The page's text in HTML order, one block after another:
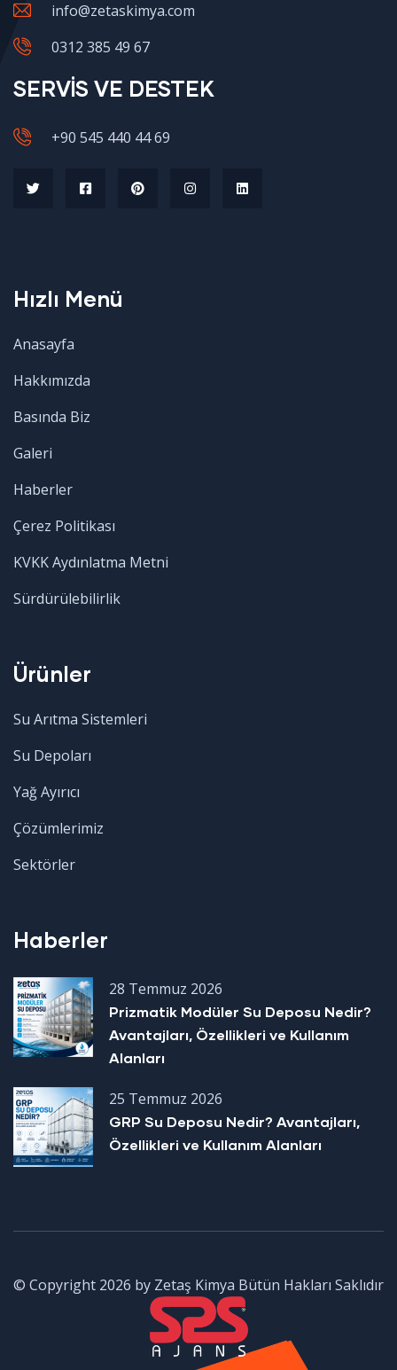
info@zetaskimya.com
0312 385 49 67
SERVİS VE DESTEK
+90 545 440 44 69
Hızlı Menü
Anasayfa
Hakkımızda
Basında Biz
Galeri
Haberler
Çerez Politikası
KVKK Aydınlatma Metni
Sürdürülebilirlik
Ürünler
Su Arıtma Sistemleri
Su Depoları
Yağ Ayırıcı
Çözümlerimiz
Sektörler
Haberler
28 Temmuz 2026
Prizmatik Modüler Su Deposu Nedir?
Avantajları, Özellikleri ve Kullanım
Alanları
25 Temmuz 2026
GRP Su Deposu Nedir? Avantajları,
Özellikleri ve Kullanım Alanları
© Copyright 2026 by Zetaş Kimya Bütün Hakları Saklıdır